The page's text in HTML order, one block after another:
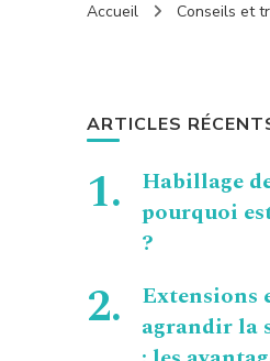
Accueil Conseils et
ARTICLES
Habillage
pourquoi
?
Extensions
agrandir la